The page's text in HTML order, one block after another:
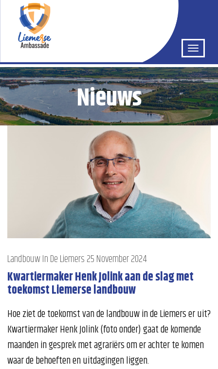
Nieuws
Landbouw In De Liemers25 November 2024
Kwartiermaker Henk Jolink aan de slag met
toekomst Liemerse landbouw
Hoe ziet de toekomst van de landbouw in de Liemers er uit?
Kwartiermaker Henk Jolink (foto onder) gaat de komende
maanden in gesprek met agrariërs om er achter te komen
waar de behoeften en uitdagingen liggen.